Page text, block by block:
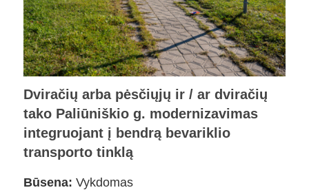
Dviračių arba pėsčiųjų ir / ar dviračių
tako Paliūniškio g. modernizavimas
integruojant į bendrą bevariklio
transporto tinklą
Būsena: Vykdomas